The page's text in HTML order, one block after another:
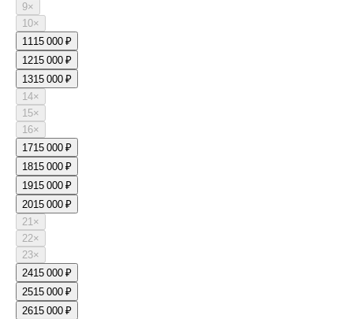
9×
10×
1115 000 ₽
1215 000 ₽
1315 000 ₽
14×
15×
16×
1715 000 ₽
1815 000 ₽
1915 000 ₽
2015 000 ₽
21×
22×
23×
2415 000 ₽
2515 000 ₽
2615 000 ₽